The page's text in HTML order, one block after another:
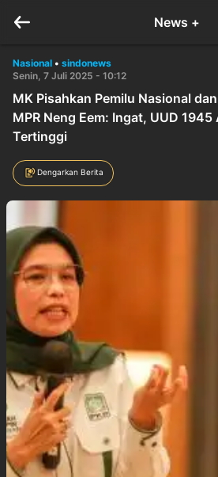
News +
Nasional • sindonews
Senin, 7 Juli 2025 - 10:12
MK Pisahkan Pemilu Nasional
MPR Neng Eem: Ingat, UUD
Tertinggi
Dengarkan Berita